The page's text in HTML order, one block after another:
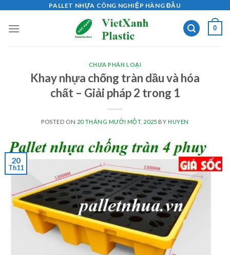
content
PALLET NHỰA CÔNG NGHIỆP HÀNG ĐẦU
0
CHƯA PHÂN LOẠI
Khay nhựa chống tràn dầu và hóa
chất – Giải pháp 2 trong 1
POSTED ON 20 THÁNG MƯỜI MỘT, 2025 BY HUYEN
20
Th11